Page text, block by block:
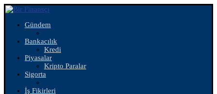
Gündem
Bankacılık
Kredi
Piyasalar
Kripto Paralar
Sigorta
İş Fikirleri